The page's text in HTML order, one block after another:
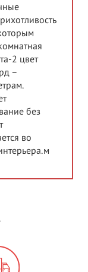
2 цвет
–
без
во